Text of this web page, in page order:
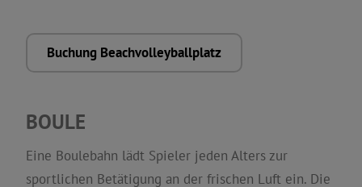
Buchung Beachvolleyballplatz
BOULE
Eine Boulebahn lädt Spieler jeden Alters zur
sportlichen Betätigung an der frischen Luft ein. Die